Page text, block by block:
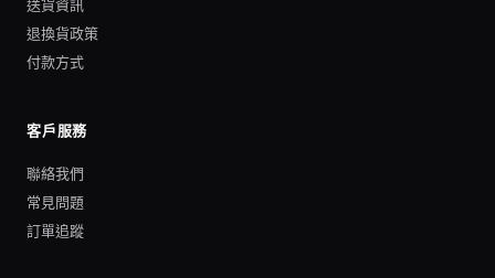
送貨資訊
退換貨政策
付款方式
客戶服務
聯絡我們
常見問題
訂單追蹤